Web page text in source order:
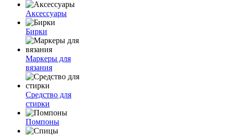
Аксессуары
Бирки
Маркеры для
вязания
Средство для
стирки
Помпоны